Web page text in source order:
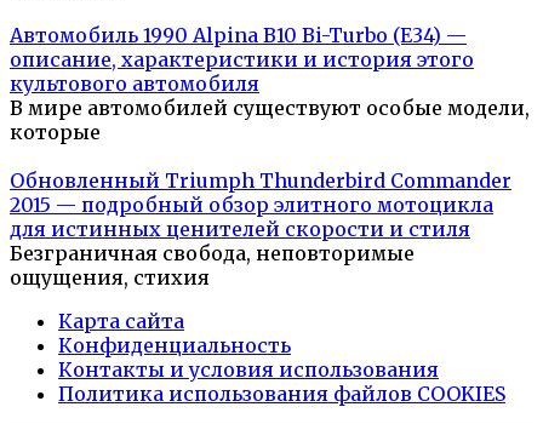
Автомобиль 1990 Alpina B10 Bi-Turbo (E34) —
описание, характеристики и история этого
культового автомобиля
В мире автомобилей существуют особые модели,
которые
Обновленный Triumph Thunderbird Commander
2015 — подробный обзор элитного мотоцикла
для истинных ценителей скорости и стиля
Безграничная свобода, неповторимые
ощущения, стихия
Карта сайта
Конфиденциальность
Контакты и условия использования
Политика использования файлов COOKIES